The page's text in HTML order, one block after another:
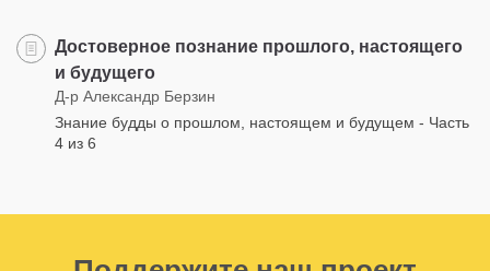
Достоверное познание прошлого, настоящего
и будущего
Д-р Александр Берзин
Знание будды о прошлом, настоящем и будущем - Часть
4 из 6